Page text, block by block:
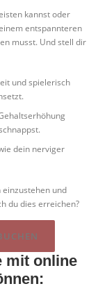
kannst oder
entspannteren
musst. Und stell dir
und spielerisch
dein nerviger
und
du dies erreichen?
mit online